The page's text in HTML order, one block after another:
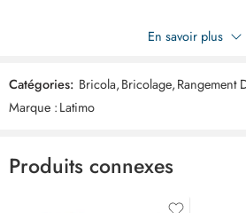
Soyez le premier à donner votre avis
industriel 60x40x12cm c4
Commentaires
Il n'y a pas encore de critiques.
En savoir plus
Catégories: Bricola,Bricolage,Rangement
Marque :Latimo
Produits connexes